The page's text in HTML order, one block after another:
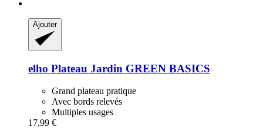
Ajouter
elho Plateau Jardin GREEN BASICS
Grand plateau pratique
Avec bords relevés
Multiples usages
17,99 €